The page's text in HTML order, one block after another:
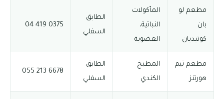
مطعم لو
بان
كوتيديان
المأكولات
النباتية،
العضوية
الطابق
السفلي
0375 419 04
مطعم تيم
هورتنز
المطبخ
الكندي
الطابق
السفلي
6678 213 055